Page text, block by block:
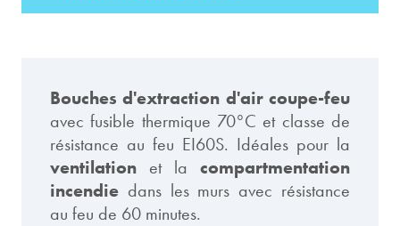
Bouches d'extraction d'air coupe-feu
avec fusible thermique 70°C et classe de
résistance au feu EI60S. Idéales pour la
ventilation et la compartmentation
incendie dans les murs avec résistance
au feu de 60 minutes.